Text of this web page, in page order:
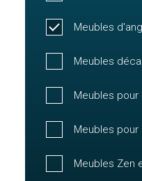
Meubles
Meubles
Meubles pour
Meubles pour
Meubles Zen